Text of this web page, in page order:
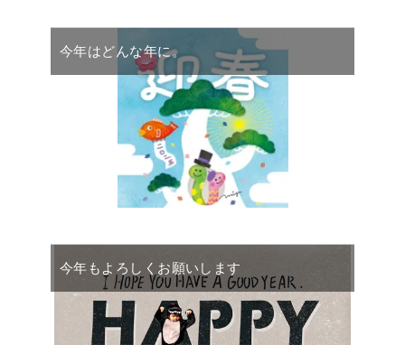
今年はどんな年に。
今年もよろしくお願いします